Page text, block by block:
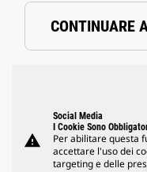
CONTINUARE
warning
Social Media
I Cookie Sono
Per abilitare questa
accettare l'uso dei
targeting e delle